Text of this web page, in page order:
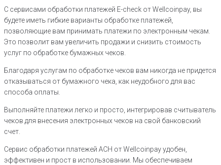
С сервисами обработки платежей E-check от Wellcoinpay, вы
будете иметь гибкие варианты обработке платежей,
позволяющие вам принимать платежи по электронным чекам.
Это позволит вам увеличить продажи и снизить стоимость
услуг по обработке бумажных чеков.
Благодаря услугам по обработке чеков вам никогда не придется
отказываться от бумажного чека, как неудобного для вас
способа оплаты.
Выполняйте платежи легко и просто, интегрировав считыватель
чеков для внесения электронных чеков на свой банковский
счет.
Сервис обработки платежей ACH от Wellcoinpay удобен,
эффективен и прост в использовании. Мы обеспечиваем